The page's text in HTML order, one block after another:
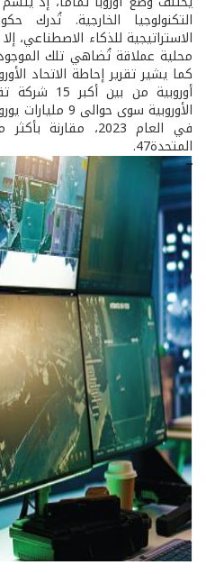
التكنولوجيا الخارجية. تُدرك
الاستراتيجية للذكاء الاصطناعي،
محلية عملاقة تُضاهي تلك
أوروبية من
الأوروبية سوى
المتحدة47.